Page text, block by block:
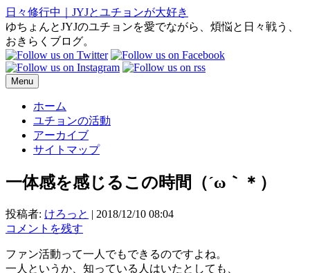
日々修行中｜JYJとユチョンが大好き
ゆちょんとJYJのユチョンを愛でながら、煩悩と日々戦う、
おきらくブログ。
Menu
ホーム
ユチョンの活動
アーカイブ
サイトマップ
一体感を感じるこの時間（´ω｀＊）
投稿者: けろっと | 2018/12/10 08:04
コメントを残す
ファン活動って一人でもできるのですよね。
一人というか、知っている人はいたとしても、